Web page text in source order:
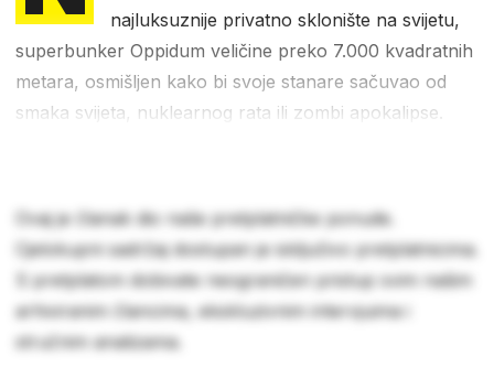
najluksuznije privatno sklonište na svijetu,
superbunker Oppidum veličine preko 7.000 kvadratnih
metara, osmišljen kako bi svoje stanare sačuvao od
smaka svijeta, nuklearnog rata ili zombi apokalipse.
Ovaj je članak dio naše pretplatničke ponude.
Cjelokupni sadržaj dostupan je isključivo pretplatnicima.
S pretplatom dobivate neograničen pristup svim našim
arhiviranim člancima, ekskluzivnim intervjuima i
stručnim analizama.